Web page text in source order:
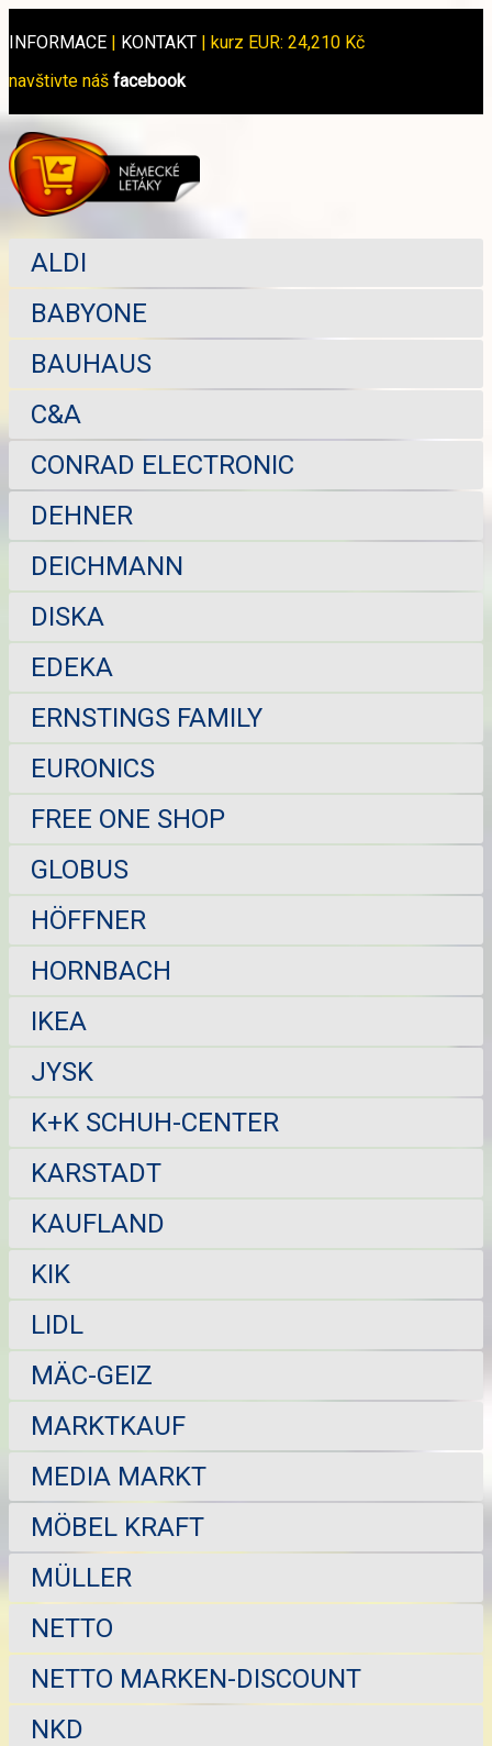
INFORMACE | KONTAKT | kurz EUR: 24,210 Kč
navštivte náš facebook
ALDI
BABYONE
BAUHAUS
C&A
CONRAD ELECTRONIC
DEHNER
DEICHMANN
DISKA
EDEKA
ERNSTINGS FAMILY
EURONICS
FREE ONE SHOP
GLOBUS
HÖFFNER
HORNBACH
IKEA
JYSK
K+K SCHUH-CENTER
KARSTADT
KAUFLAND
KIK
LIDL
MÄC-GEIZ
MARKTKAUF
MEDIA MARKT
MÖBEL KRAFT
MÜLLER
NETTO
NETTO MARKEN-DISCOUNT
NKD